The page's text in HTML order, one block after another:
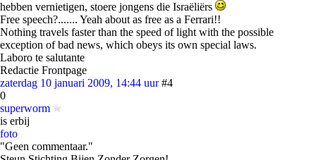
hebben vernietigen, stoere jongens die Israëliërs
Free speech?....... Yeah about as free as a Ferrari!!
Nothing travels faster than the speed of light with the possible
exception of bad news, which obeys its own special laws.
Laboro te salutante
Redactie Frontpage
zaterdag 10 januari 2009, 14:44 uur #4
0
superworm
is erbij
foto
"Geen commentaar."